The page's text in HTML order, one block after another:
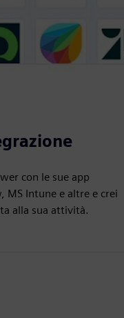
con le sue app
MS Intune e altre e crei
alla sua attività.